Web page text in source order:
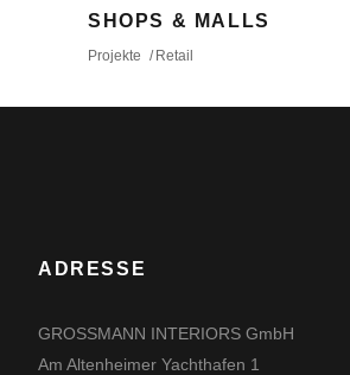
SHOPS & MALLS
Projekte Retail
ADRESSE
GROSSMANN INTERIORS GmbH
Am Altenheimer Yachthafen 1